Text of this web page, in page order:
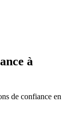
à
de confiance en